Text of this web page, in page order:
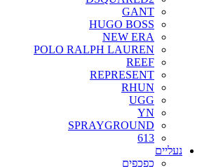
GANT
HUGO BOSS
NEW ERA
POLO RALPH LAUREN
REEF
REPRESENT
RHUN
UGG
YN
SPRAYGROUND
613
נעליים
כפכפים